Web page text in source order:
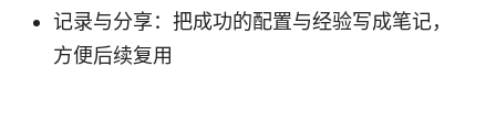
记录与分享：把成功的配置与经验写成笔记，
方便后续复用